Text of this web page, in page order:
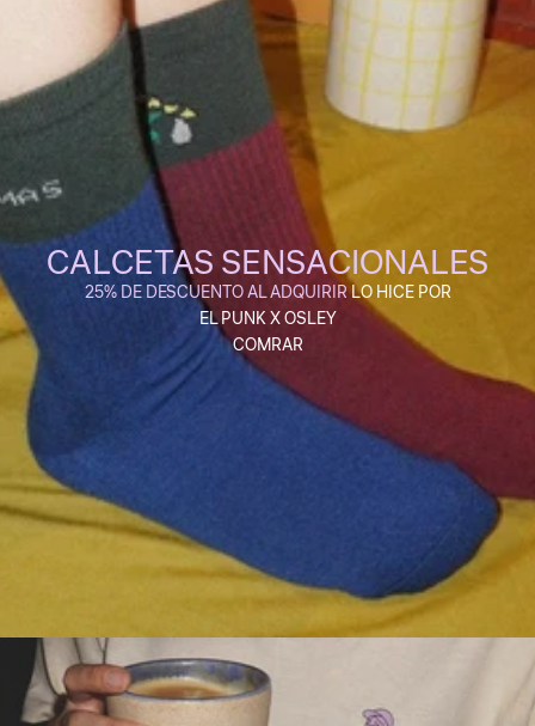
CALCETAS SENSACIONALES
25% DE DESCUENTO AL ADQUIRIRLO HICE POR
EL PUNK X OSLEY
COMRAR